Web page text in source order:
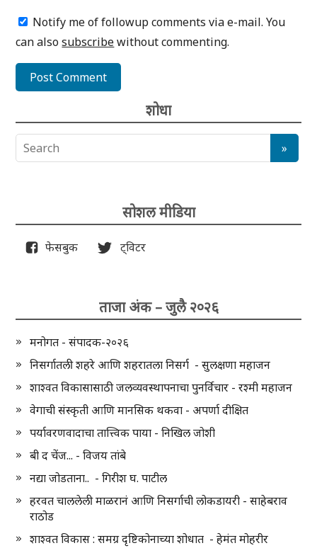
Notify me of followup comments via e-mail. You
can alsosubscribewithout commenting.
शोधा
सोशल मीडिया
फेसबुक ट्विटर
ताजा अंक – जुलै २०२६
मनोगत - संपादक-२०२६
निसर्गातली शहरे आणि शहरातला निसर्ग - सुलक्षणा महाजन
शाश्वत विकासासाठी जलव्यवस्थापनाचा पुनर्विचार - रश्मी महाजन
वेगाची संस्कृती आणि मानसिक थकवा - अपर्णा दीक्षित
पर्यावरणवादाचा तात्त्विक पाया - निखिल जोशी
बी द चेंज... - विजय तांबे
नद्या जोडताना.. - गिरीश घ. पाटील
हरवत चाललेली माळरानं आणि निसर्गाची लोकडायरी - साहेबराव
राठोड
शाश्वत विकास : समग्र दृष्टिकोनाच्या शोधात - हेमंत मोहरीर